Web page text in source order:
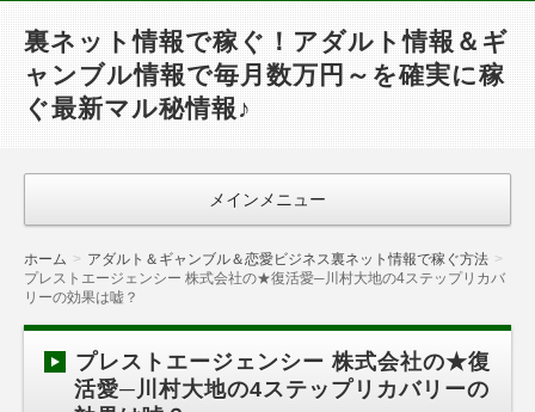
裏ネット情報で稼ぐ！アダルト情報＆ギ
ャンブル情報で毎月数万円～を確実に稼
ぐ最新マル秘情報♪
メインメニュー
ホーム
アダルト＆ギャンブル＆恋愛ビジネス裏ネット情報で稼ぐ方法
プレストエージェンシー 株式会社の★復活愛─川村大地の4ステップリカバ
リーの効果は嘘？
プレストエージェンシー 株式会社の★復
活愛─川村大地の4ステップリカバリーの